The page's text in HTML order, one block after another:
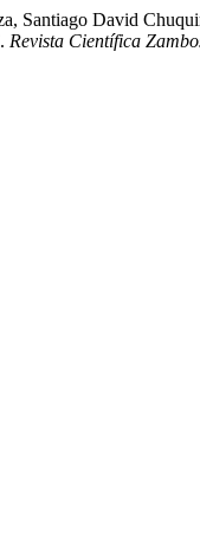
Santiago David
Revista Científica